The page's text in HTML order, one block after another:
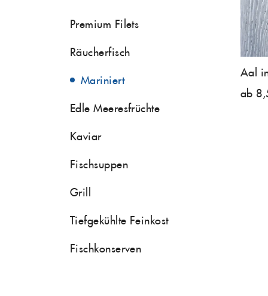
Premium Filets
Räucherfisch
Mariniert
Edle Meeresfrüchte
Kaviar
Fischsuppen
Grill
Tiefgekühlte Feinkost
Fischkonserven
Aal
ab